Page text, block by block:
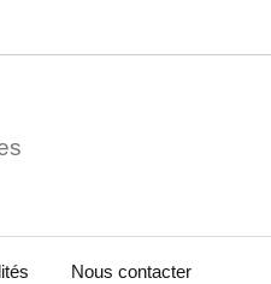
Nous contacter